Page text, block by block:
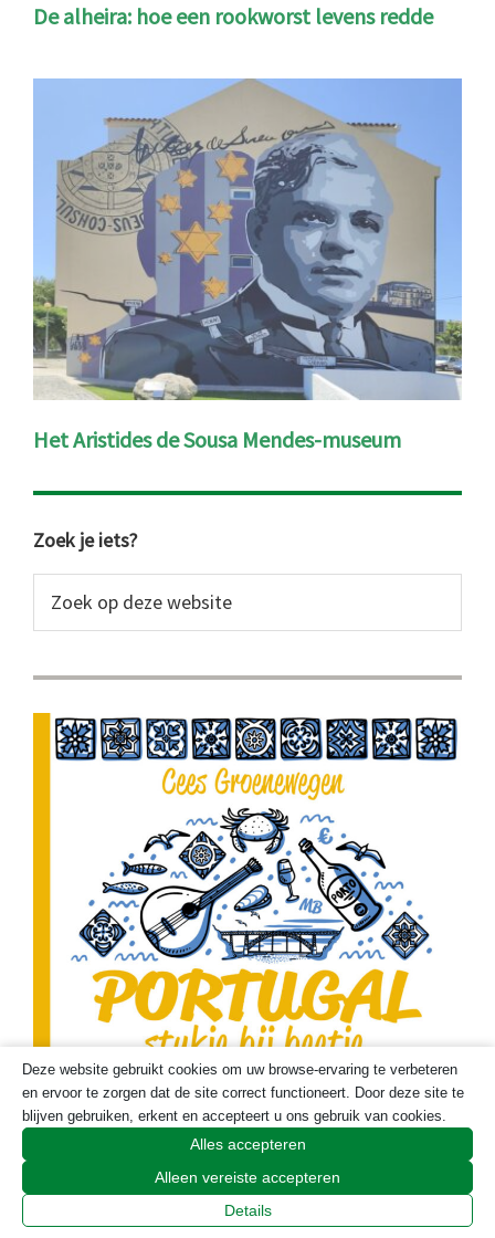
De alheira: hoe een rookworst levens redde
Het Aristides de Sousa Mendes-museum
Primaire
Sidebar
Zoek je iets?
op
website
Deze website gebruikt cookies om uw browse-ervaring te verbeteren
en ervoor te zorgen dat de site correct functioneert. Door deze site te
blijven gebruiken, erkent en accepteert u ons gebruik van cookies.
Alles accepteren
Alleen vereiste accepteren
Details